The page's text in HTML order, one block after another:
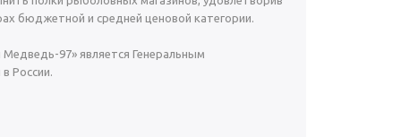
бюджетной и средней ценовой категории.
97» является Генеральным
России.